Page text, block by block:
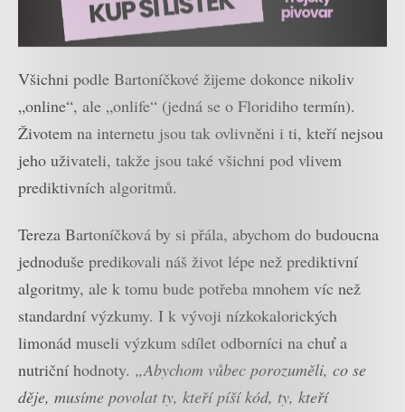
Všichni podle Bartoníčkové žijeme dokonce nikoliv
„online“, ale „onlife“ (jedná se o Floridiho termín).
Životem na internetu jsou tak ovlivněni i ti, kteří nejsou
jeho uživateli, takže jsou také všichni pod vlivem
prediktivních algoritmů.
Tereza Bartoníčková by si přála, abychom do budoucna
jednoduše predikovali náš život lépe než prediktivní
algoritmy, ale k tomu bude potřeba mnohem víc než
standardní výzkumy. I k vývoji nízkokalorických
limonád museli výzkum sdílet odborníci na chuť a
nutriční hodnoty. „Abychom vůbec porozuměli, co se
děje, musíme povolat ty, kteří píší kód, ty, kteří